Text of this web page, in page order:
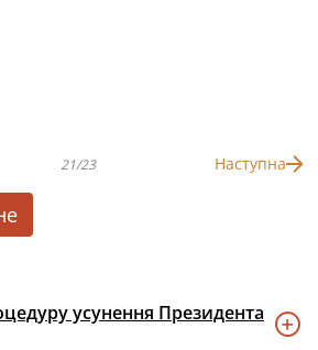
21/23 Наступна
усунення Президента